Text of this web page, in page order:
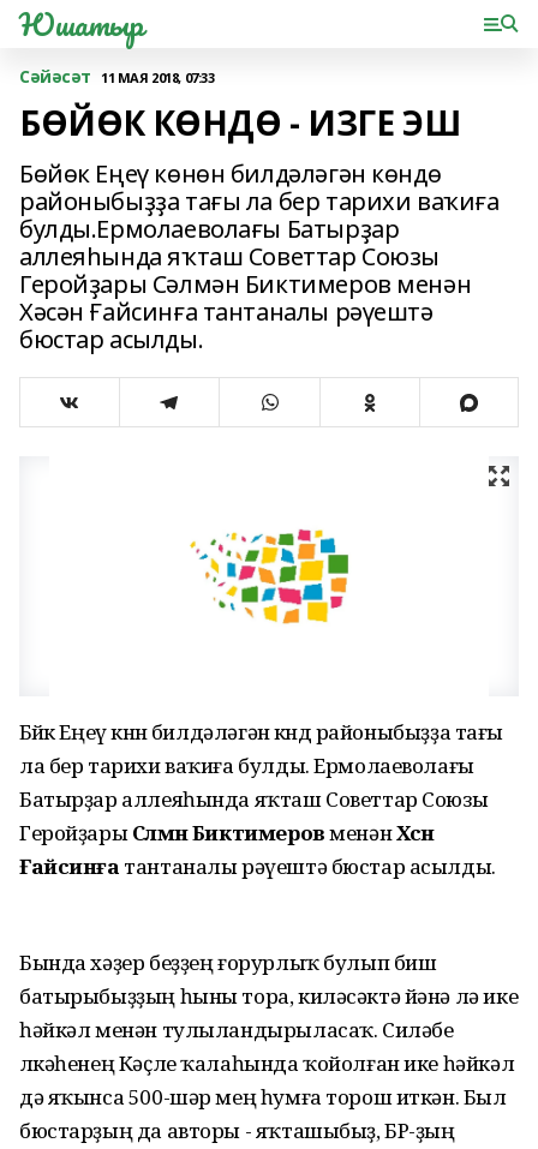
Юшатыр
Сәйәсәт 11 МАЯ 2018, 07:33
БӨЙӨК КӨНДӨ - ИЗГЕ ЭШ
Бөйөк Еңеү көнөн билдәләгән көндө
районыбыҙҙа тағы ла бер тарихи ваҡиға
булды.Ермолаеволағы Батырҙар
аллеяһында яҡташ Советтар Союзы
Геройҙары Сәлмән Биктимеров менән
Хәсән Ғайсинға тантаналы рәүештә
бюстар асылды.
Бөйөк Еңеү көнөн билдәләгән көндө районыбыҙҙа тағы
ла бер тарихи ваҡиға булды. Ермолаеволағы
Батырҙар аллеяһында яҡташ Советтар Союзы
ГеройҙарыСәлмән БиктимеровменәнХәсән
Ғайсинға тантаналы рәүештә бюстар асылды.
Бында хәҙер беҙҙең ғорурлыҡ булып биш
батырыбыҙҙың һыны тора, киләсәктә йәнә лә ике
һәйкәл менән тулыландырыласаҡ. Силәбе
өлкәһенең Кәҫле ҡалаһында ҡойолған ике һәйкәл
дә яҡынса 500-шәр мең һумға торош иткән. Был
бюстарҙың да авторы - яҡташыбыҙ, БР-ҙың